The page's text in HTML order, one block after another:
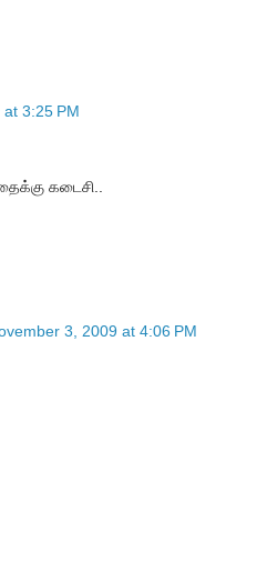
3:25 PM
கடைசி..
3, 2009 at 4:06 PM